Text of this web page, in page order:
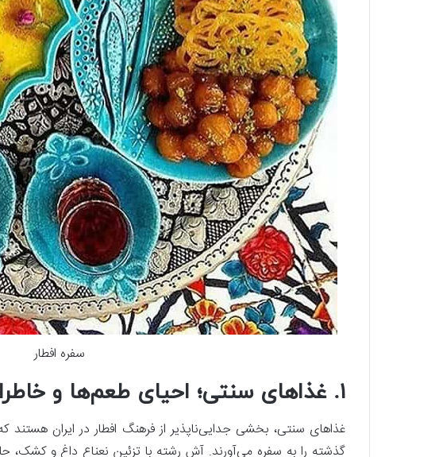
سفره افطار
۱. غذاهای سنتی؛ احیای طعم‌ها و
غذاهای سنتی، بخشی جدایی‌ناپذیر از فرهنگ افطار در ایران هستند
گذشته را به سفره می‌آورند. آش رشته با تزئین نعناع داغ و کشک،